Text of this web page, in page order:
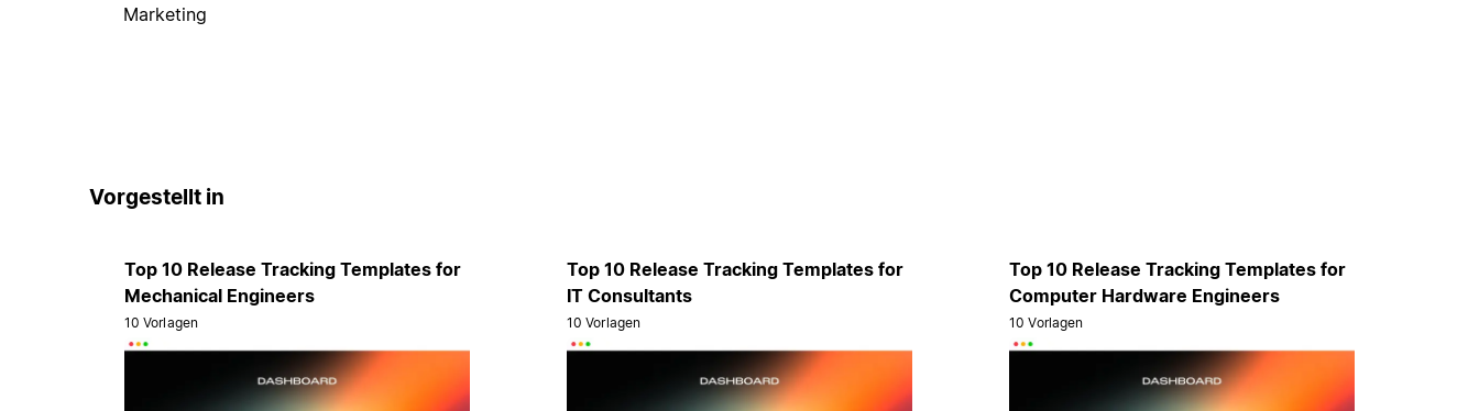
Marketing
Vorgestellt in
Top 10 Release Tracking Templates for
Mechanical Engineers
10 Vorlagen
Top 10 Release Tracking Templates for
IT Consultants
10 Vorlagen
Top 10 Release Tracking Templates for
Computer Hardware Engineers
10 Vorlagen